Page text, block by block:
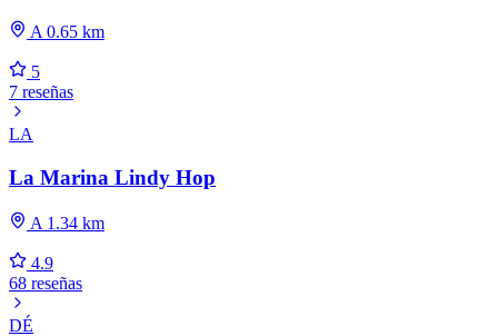
A 0.65 km
5
7 reseñas
LA
La Marina Lindy Hop
A 1.34 km
4.9
68 reseñas
DÉ